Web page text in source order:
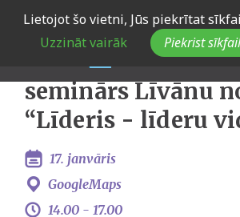
Lietojot šo vietni, Jūs piekrītat
Uzzināt vairāk
Piekrist
Latvijas jauniešu
galvaspilsēta 2024:
seminārs Līvānu
“Līderis - līderu
GoogleMaps
17. janvāris
14.00 - 17.00